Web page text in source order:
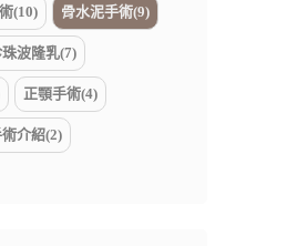
(10) 骨水泥手術(9)
波隆乳(7)
正顎手術(4)
介紹(2)